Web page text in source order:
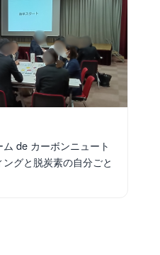
de カーボンニュート
グと脱炭素の自分ごと